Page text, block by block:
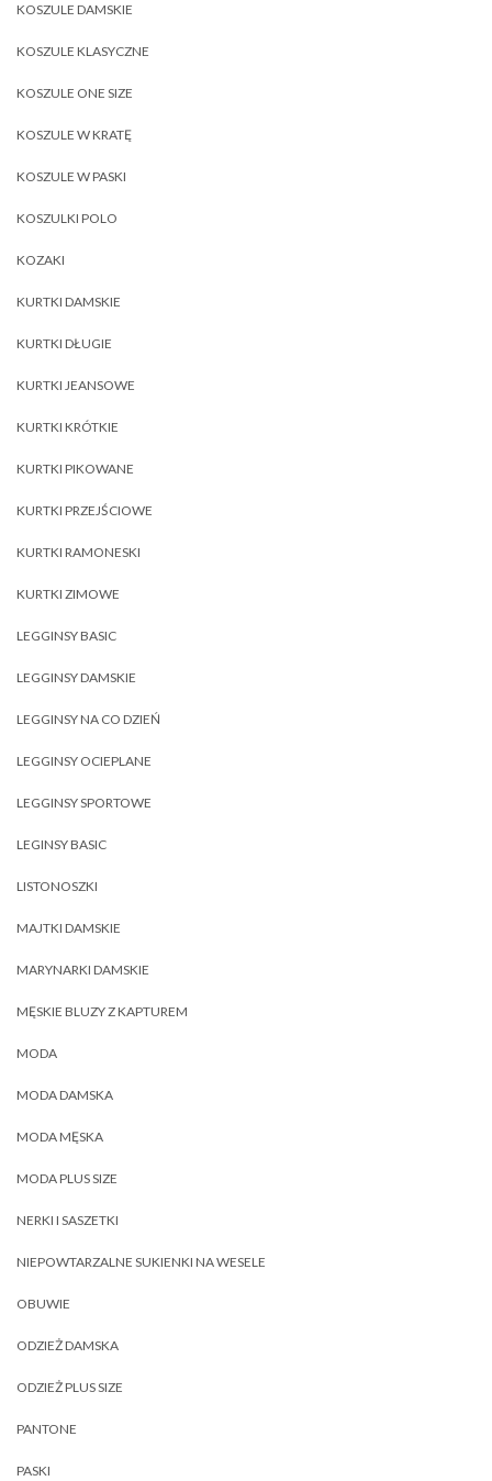
KOSZULE DAMSKIE
KOSZULE KLASYCZNE
KOSZULE ONE SIZE
KOSZULE W KRATĘ
KOSZULE W PASKI
KOSZULKI POLO
KOZAKI
KURTKI DAMSKIE
KURTKI DŁUGIE
KURTKI JEANSOWE
KURTKI KRÓTKIE
KURTKI PIKOWANE
KURTKI PRZEJŚCIOWE
KURTKI RAMONESKI
KURTKI ZIMOWE
LEGGINSY BASIC
LEGGINSY DAMSKIE
LEGGINSY NA CO DZIEŃ
LEGGINSY OCIEPLANE
LEGGINSY SPORTOWE
LEGINSY BASIC
LISTONOSZKI
MAJTKI DAMSKIE
MARYNARKI DAMSKIE
MĘSKIE BLUZY Z KAPTUREM
MODA
MODA DAMSKA
MODA MĘSKA
MODA PLUS SIZE
NERKI I SASZETKI
NIEPOWTARZALNE SUKIENKI NA WESELE
OBUWIE
ODZIEŻ DAMSKA
ODZIEŻ PLUS SIZE
PANTONE
PASKI